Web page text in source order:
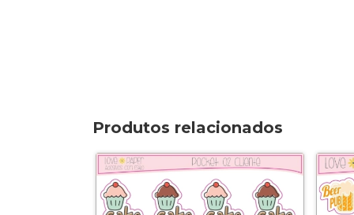
Produtos relacionados